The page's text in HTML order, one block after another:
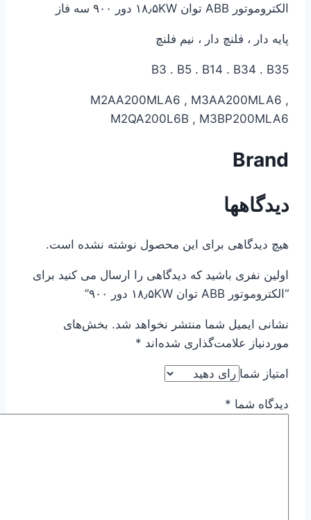
الکتروموتور ABB توان ۱۸٫۵KW دور ۹۰۰ سه فاز
پایه دار ، فلنچ دار ، نیم فلنچ
B3 . B5 . B14 . B34 . B35
M2AA200MLA6 , M3AA200MLA6 ,
M2QA200L6B , M3BP200MLA6
Brand
دیدگاهها
هیچ دیدگاهی برای این محصول نوشته نشده است.
اولین نفری باشید که دیدگاهی را ارسال می کنید برای
“الکتروموتور ABB توان ۱۸٫۵KW دور ۹۰۰”
نشانی ایمیل شما منتشر نخواهد شد. بخش‌های
موردنیاز علامت‌گذاری شده‌اند *
امتیاز شما
دیدگاه شما *